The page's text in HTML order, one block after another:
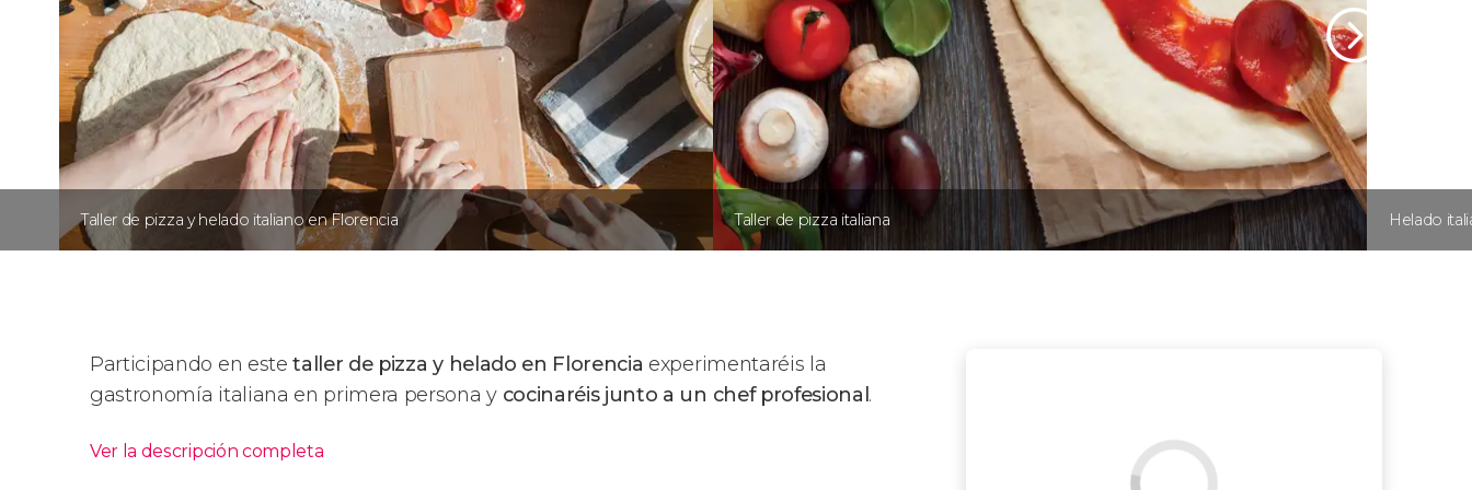
Taller de pizza y helado italiano en Florencia Taller de pizza italiana Helado
Participando en estetaller de pizza y helado en Florencia experimentaréis la
gastronomía italiana en primera persona y cocinaréis junto a un chef profesional .
Ver la descripción completa